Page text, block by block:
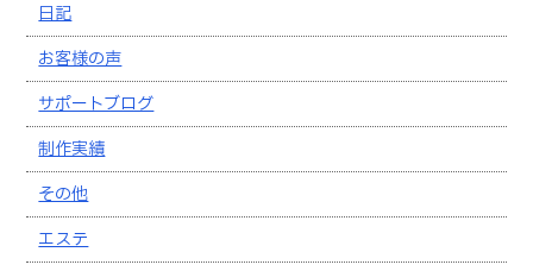
日記
お客様の声
サポートブログ
制作実績
その他
エステ